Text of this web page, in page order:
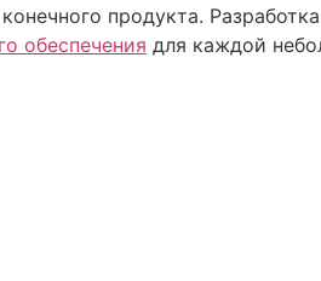
продукта.
обеспечения для каждой